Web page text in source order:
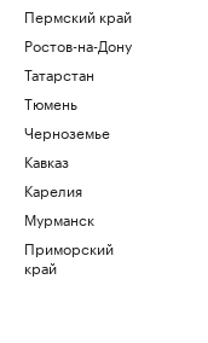
Пермский край
Ростов-на-Дону
Татарстан
Тюмень
Черноземье
Кавказ
Карелия
Мурманск
Приморский
край